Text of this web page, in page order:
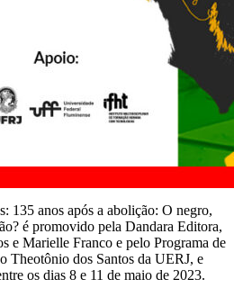
135 anos após a abolição: O negro,
é promovido pela Dandara Editora,
e Marielle Franco e pelo Programa de
Theotônio dos Santos da UERJ, e
os dias 8 e 11 de maio de 2023.